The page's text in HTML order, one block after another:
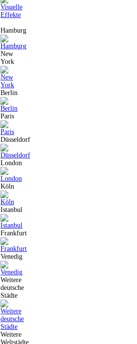
Hamburg
New
York
Berlin
Paris
Düsseldorf
London
Köln
Istanbul
Frankfurt
Venedig
Weitere
deutsche
Städte
Weitere
Weltstädte